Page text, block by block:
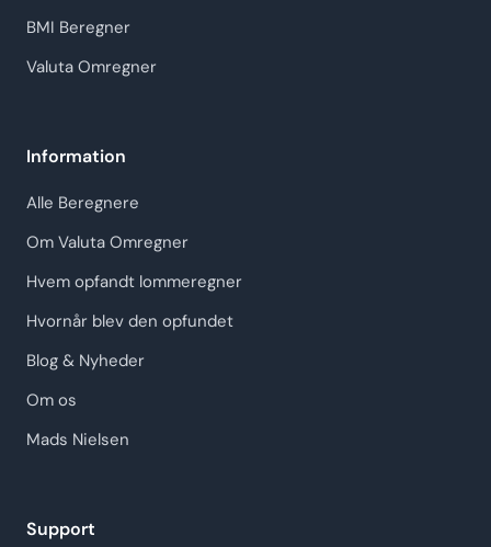
BMI Beregner
Valuta Omregner
Information
Alle Beregnere
Om Valuta Omregner
Hvem opfandt lommeregner
Hvornår blev den opfundet
Blog & Nyheder
Om os
Mads Nielsen
Support